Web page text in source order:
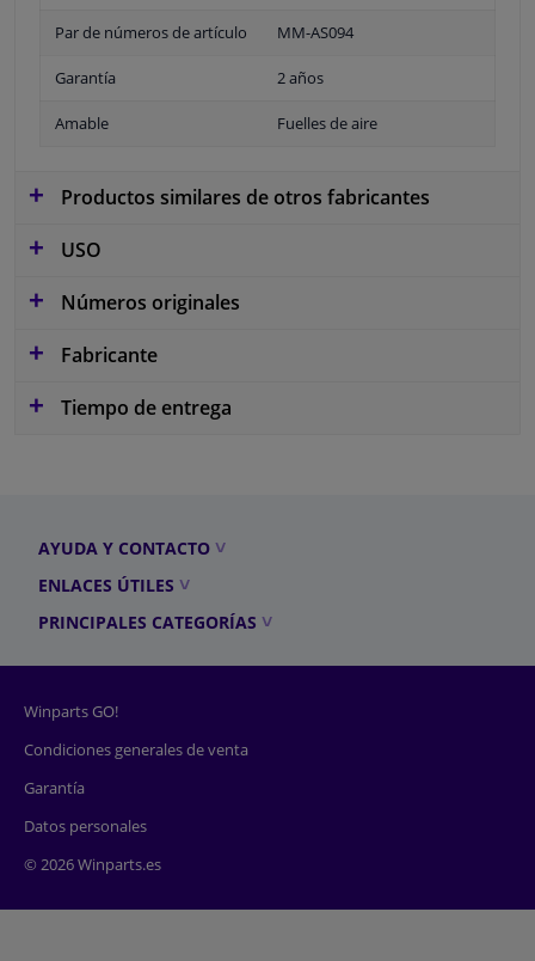
Par de números de artículo MM-AS094
Garantía 2 años
Amable Fuelles de aire
Productos similares de otros fabricantes
USO
Números originales
Fabricante
Tiempo de entrega
AYUDA Y CONTACTO
ENLACES ÚTILES
PRINCIPALES CATEGORÍAS
Winparts GO!
Condiciones generales de venta
Garantía
Datos personales
© 2026 Winparts.es